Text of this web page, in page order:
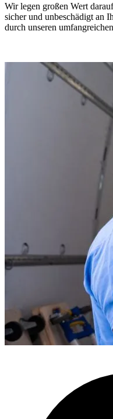
Wir legen großen Wert
sicher und unbeschädigt an
durch unseren